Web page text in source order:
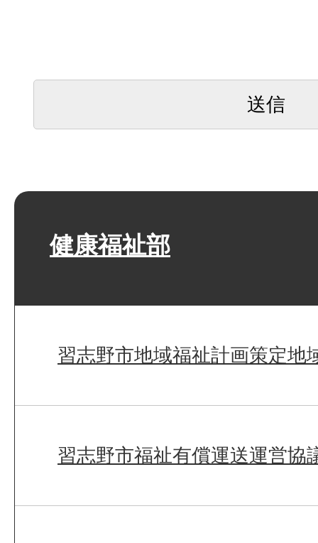
健康福祉部
習志野市地域福祉計画策定地
習志野市福祉有償運送運営協